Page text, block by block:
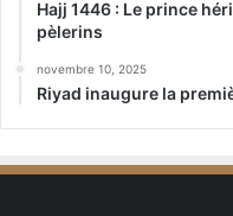
Hajj 1446 : Le prince
pèlerins
novembre 10, 2025
Riyad inaugure la